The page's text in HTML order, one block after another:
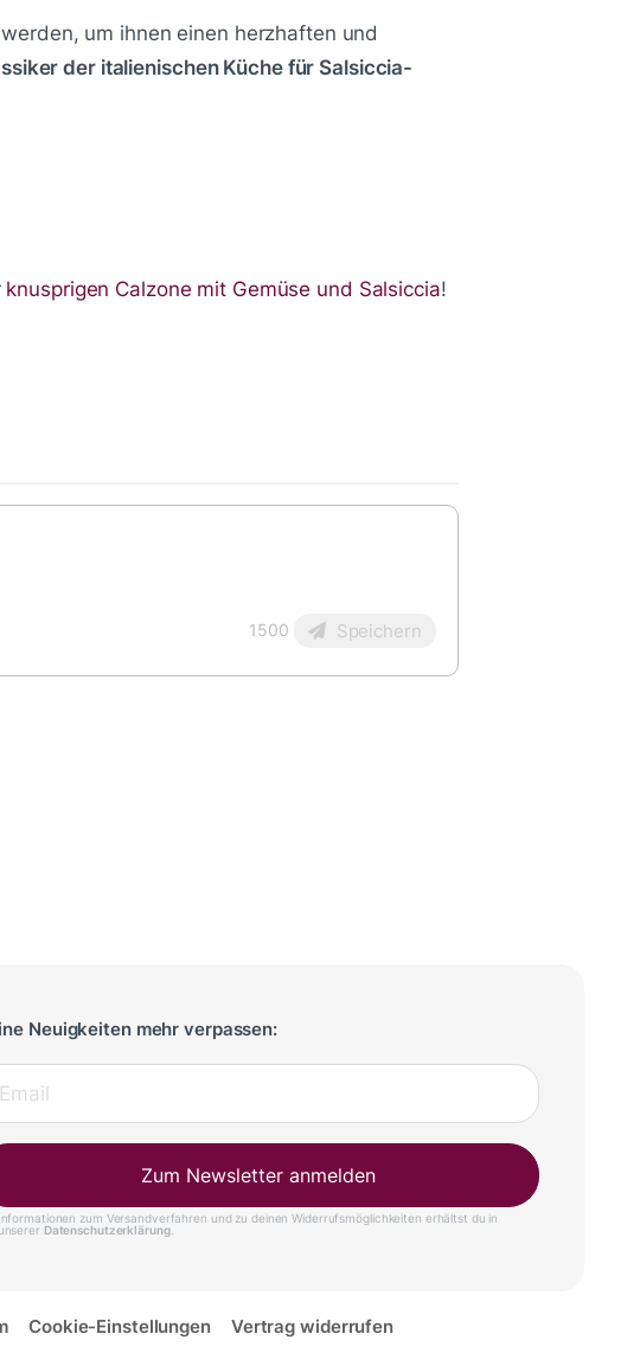
um ihnen einen herzhaften und
der italienischen Küche für Salsiccia-
knusprigen Calzone mit Gemüse und Salsiccia!
1500 Speichern
Neuigkeiten mehr verpassen:
Zum Newsletter anmelden
Informationen zum Versandverfahren und zu deinen Widerrufsmöglichkeiten erhältst du in
unserer Datenschutzerklärung.
Cookie-Einstellungen Vertrag widerrufen